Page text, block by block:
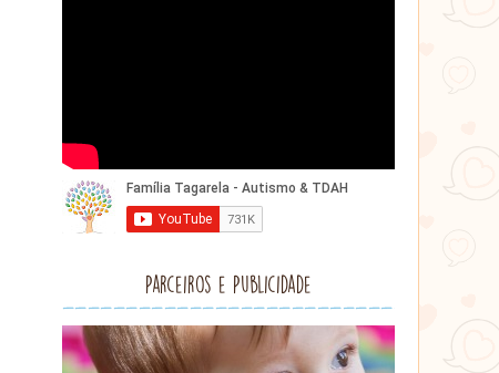
Parceiros e Publicidade
Lithu
âmbar